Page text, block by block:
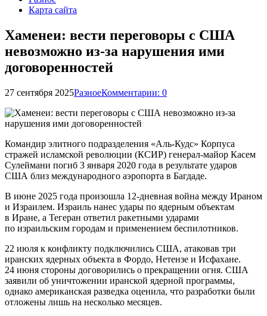
Карта сайта
Хаменеи: вести переговоры с США
невозможно из-за нарушения ими
договоренностей
27 сентября 2025РазноеКомментарии: 0
Командир элитного подразделения «Аль-Кудс» Корпуса
стражей исламской революции (КСИР) генерал-майор Касем
Сулеймани погиб 3 января 2020 года в результате ударов
США близ международного аэропорта в Багдаде.
В июне 2025 года произошла 12-дневная война между Ираном
и Израилем. Израиль нанес удары по ядерным объектам
в Иране, а Тегеран ответил ракетными ударами
по израильским городам и применением беспилотников.
22 июля к конфликту подключились США, атаковав три
иранских ядерных объекта в Фордо, Нетензе и Исфахане.
24 июня стороны договорились о прекращении огня. США
заявили об уничтожении иранской ядерной программы,
однако американская разведка оценила, что разработки были
отложены лишь на несколько месяцев.